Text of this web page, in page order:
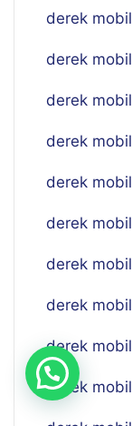
derek
derek
derek
derek
derek
derek
derek
derek
derek
derek